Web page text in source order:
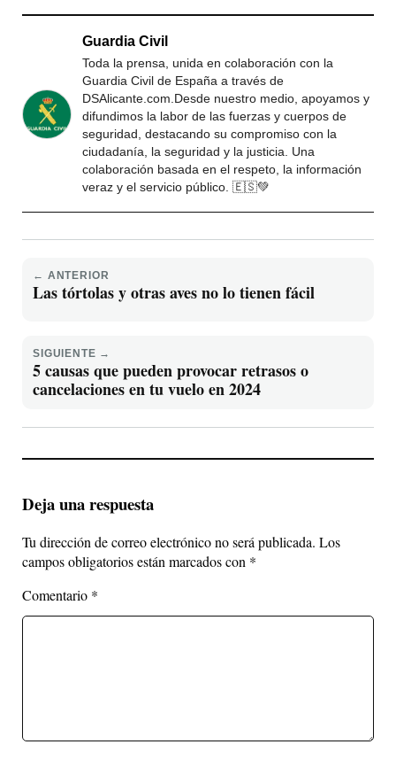
Guardia Civil
Toda la prensa, unida en colaboración con la
Guardia Civil de España a través de
DSAlicante.com.Desde nuestro medio, apoyamos y
difundimos la labor de las fuerzas y cuerpos de
seguridad, destacando su compromiso con la
ciudadanía, la seguridad y la justicia. Una
colaboración basada en el respeto, la información
veraz y el servicio público. 🇪🇸💚
← ANTERIOR
Las tórtolas y otras aves no lo tienen fácil
SIGUIENTE →
5 causas que pueden provocar retrasos o
cancelaciones en tu vuelo en 2024
Deja una respuesta
Tu dirección de correo electrónico no será publicada. Los
campos obligatorios están marcados con *
Comentario *